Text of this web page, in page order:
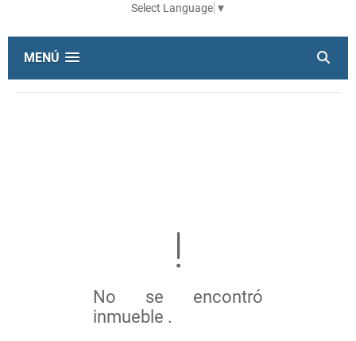
Select Language ▼
MENÚ
No se encontró
inmueble .